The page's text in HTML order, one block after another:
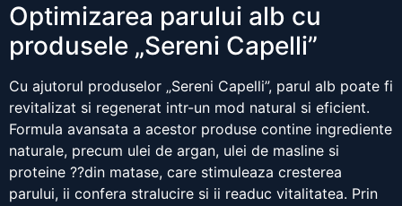
Optimizarea parului alb cu
produsele „Sereni Capelli”
Cu ajutorul produselor „Sereni Capelli”, parul alb poate fi
revitalizat si regenerat intr-un mod natural si eficient.
Formula avansata a acestor produse contine ingrediente
naturale, precum ulei de argan, ulei de masline si
proteine ??din matase, care stimuleaza cresterea
parului, ii confera stralucire si ii readuc vitalitatea. Prin